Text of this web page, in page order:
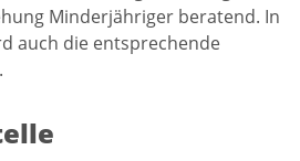
Minderjähriger beratend. In
auch die entsprechende